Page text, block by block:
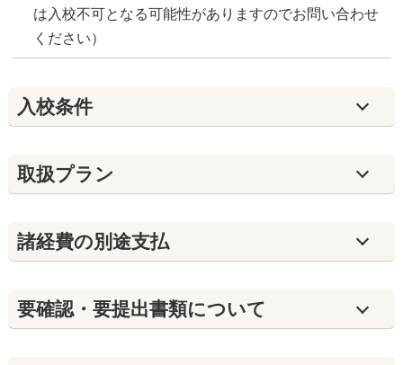
は入校不可となる可能性がありますのでお問い合わせ
ください）
入校条件
取扱プラン
諸経費の別途支払
要確認・要提出書類について